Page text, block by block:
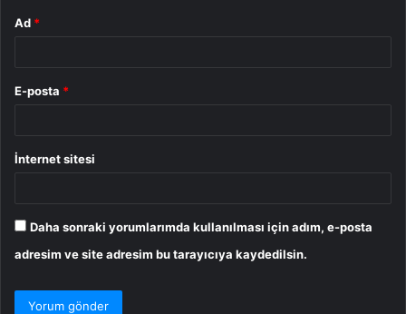
Ad *
E-posta *
İnternet sitesi
Daha sonraki yorumlarımda kullanılması için adım, e-posta
adresim ve site adresim bu tarayıcıya kaydedilsin.